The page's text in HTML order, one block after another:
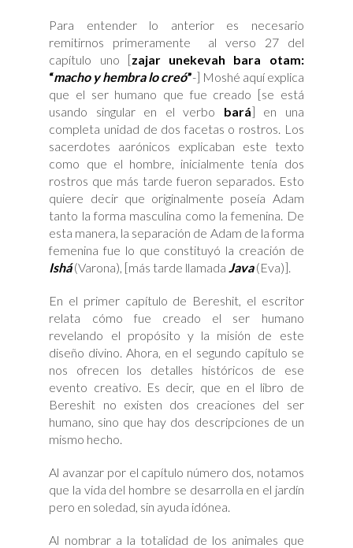
Para entender lo anterior es necesario
remitirnos primeramente al verso 27 del
capítulo uno [zajar unekevah bara otam:
“macho y hembra lo creó”-] Moshé aquí explica
que el ser humano que fue creado [se está
usando singular en el verbo bará] en una
completa unidad de dos facetas o rostros. Los
sacerdotes aarónicos explicaban este texto
como que el hombre, inicialmente tenía dos
rostros que más tarde fueron separados. Esto
quiere decir que originalmente poseía Adam
tanto la forma masculina como la femenina. De
esta manera, la separación de Adam de la forma
femenina fue lo que constituyó la creación de
Ishá(Varona), [más tarde llamada Java(Eva)].
En el primer capítulo de Bereshit, el escritor
relata cómo fue creado el ser humano
revelando el propósito y la misión de este
diseño divino. Ahora, en el segundo capítulo se
nos ofrecen los detalles históricos de ese
evento creativo. Es decir, que en el libro de
Bereshit no existen dos creaciones del ser
humano, sino que hay dos descripciones de un
mismo hecho.
Al avanzar por el capítulo número dos, notamos
que la vida del hombre se desarrolla en el jardín
pero en soledad, sin ayuda idónea.
Al nombrar a la totalidad de los animales que